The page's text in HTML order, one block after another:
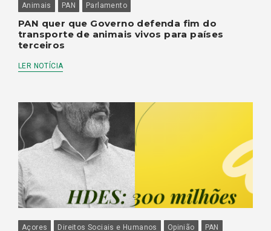
Animais PAN Parlamento
PAN quer que Governo defenda fim do
transporte de animais vivos para países
terceiros
LER NOTÍCIA
Açores Direitos Sociais e Humanos Opinião PAN